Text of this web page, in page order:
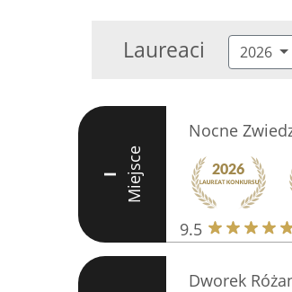
Laureaci 2026
I Miejsce
Nocne
9.5
Dworek